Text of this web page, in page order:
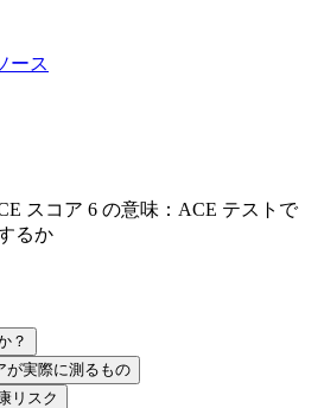
ース
スコア 6 の意味：ACE テストで
るか
？
が実際に測るもの
リスク